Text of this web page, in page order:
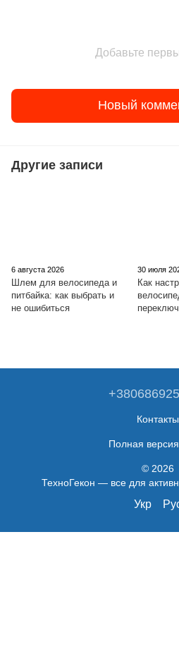
Добавьте
Новый
Другие записи
6 августа 2026
Шлем для велосипеда и
питбайка: как выбрать и
не ошибиться
30 июля
Как
Контакты
Полная
© 2026
ТехноГекон — все для
Укр